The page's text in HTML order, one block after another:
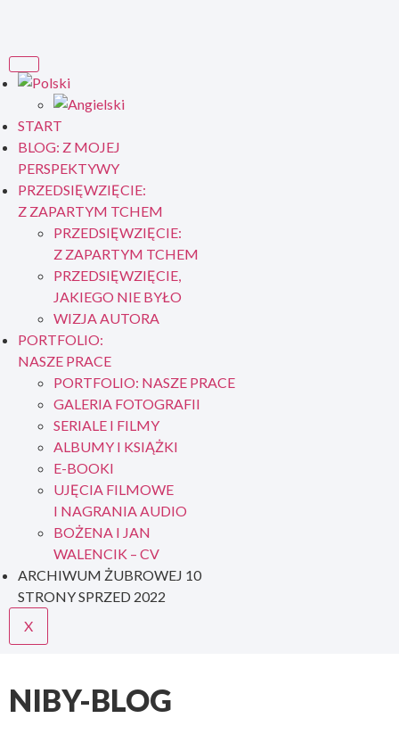
START
BLOG: Z MOJEJ
PERSPEKTYWY
PRZEDSIĘWZIĘCIE:
Z ZAPARTYM TCHEM
PRZEDSIĘWZIĘCIE:
Z ZAPARTYM TCHEM
PRZEDSIĘWZIĘCIE,
JAKIEGO NIE BYŁO
WIZJA AUTORA
PORTFOLIO:
NASZE PRACE
PORTFOLIO: NASZE PRACE
GALERIA FOTOGRAFII
SERIALE I FILMY
ALBUMY I KSIĄŻKI
E-BOOKI
UJĘCIA FILMOWE
I NAGRANIA AUDIO
BOŻENA I JAN
WALENCIK – CV
ARCHIWUM ŻUBROWEJ 10
STRONY SPRZED 2022
X
NIBY-BLOG